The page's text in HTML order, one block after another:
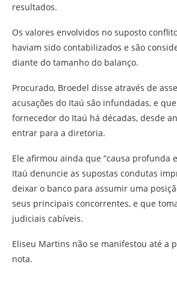
resultados.
Os valores envolvidos no suposto
haviam sido contabilizados e são
diante do tamanho do balanço.
Procurado, Broedel disse através de
acusações do Itaú são infundadas, e
fornecedor do Itaú há décadas, desde
entrar para a diretoria.
Ele afirmou ainda que “causa profunda
Itaú denuncie as supostas condutas
deixar o banco para assumir uma
seus principais concorrentes, e que
judiciais cabíveis.
Eliseu Martins não se manifestou até a
nota.